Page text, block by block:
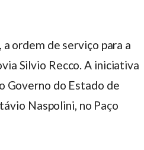
ordem de serviço para a
Silvio Recco. A iniciativa
Governo do Estado de
Naspolini, no Paço